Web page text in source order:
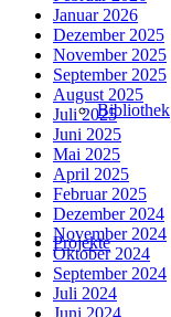
Bibliothek
Projekte
Januar 2026
Dezember 2025
November 2025
September 2025
August 2025
Juli 2025
Juni 2025
Mai 2025
April 2025
Februar 2025
Dezember 2024
November 2024
Oktober 2024
September 2024
Juli 2024